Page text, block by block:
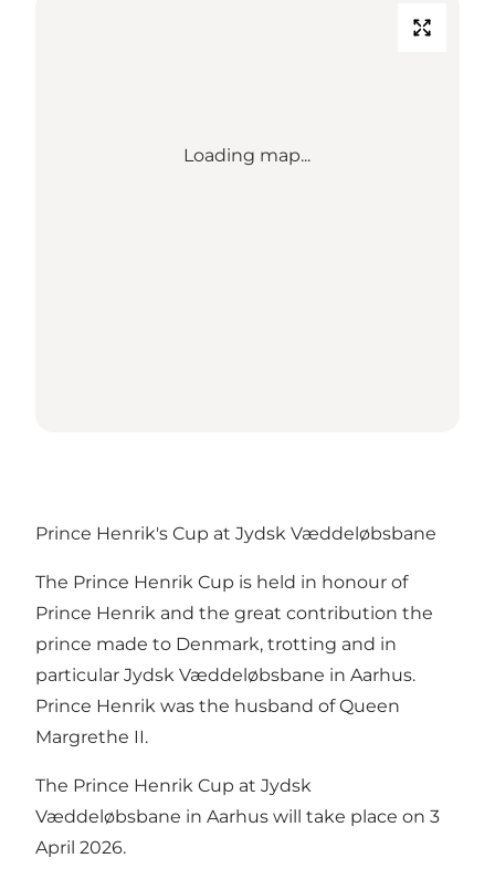
Loading map...
Prince Henrik's Cup at Jydsk Væddeløbsbane
The Prince Henrik Cup is held in honour of
Prince Henrik and the great contribution the
prince made to Denmark, trotting and in
particular Jydsk Væddeløbsbane in Aarhus.
Prince Henrik was the husband of Queen
Margrethe II.
The Prince Henrik Cup at Jydsk
Væddeløbsbane in Aarhus will take place on 3
April 2026.